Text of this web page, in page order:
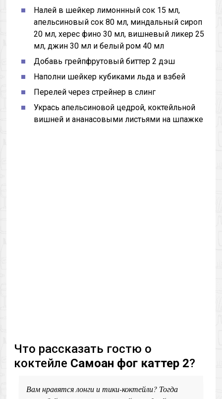
Налей в шейкер лимоннный сок 15 мл,
апельсиновый сок 80 мл, миндальный сироп
20 мл, херес фино 30 мл, вишневый ликер 25
мл, джин 30 мл и белый ром 40 мл
Добавь грейпфрутовый биттер 2 дэш
Наполни шейкер кубиками льда и взбей
Перелей через стрейнер в слинг
Укрась апельсиновой цедрой, коктейльной
вишней и ананасовыми листьями на шпажке
Что рассказать гостю о
коктейле Самоан фог каттер 2?
Вам нравятся лонги и тики-коктейли? Тогда